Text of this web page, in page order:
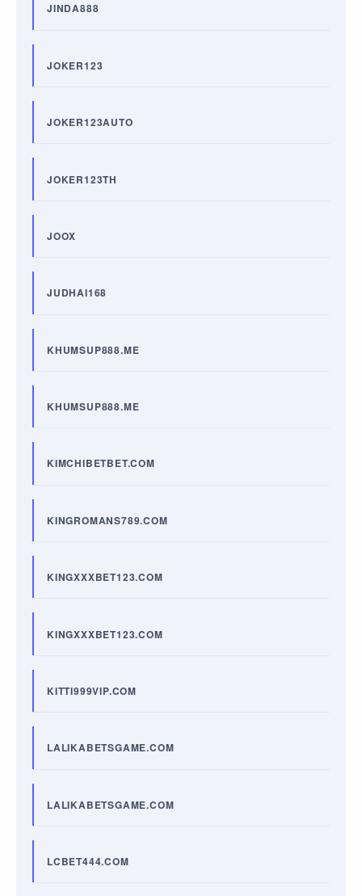
JINDA888
JOKER123
JOKER123AUTO
JOKER123TH
JOOX
JUDHAI168
KHUMSUP888.ME
KHUMSUP888.ME
KIMCHIBETBET.COM
KINGROMANS789.COM
KINGXXXBET123.COM
KINGXXXBET123.COM
KITTI999VIP.COM
LALIKABETSGAME.COM
LALIKABETSGAME.COM
LCBET444.COM